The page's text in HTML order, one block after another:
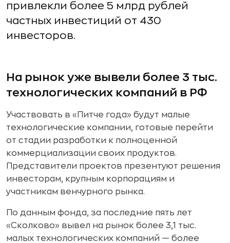
привлекли более 5 млрд рублей
частных инвестиций от 430
инвесторов.
На рынок уже вывели более 3 тыс.
технологических компаний в РФ
Участвовать в «Питче года» будут малые
технологические компании, готовые перейти
от стадии разработки к полноценной
коммерциализации своих продуктов.
Представители проектов презентуют решения
инвесторам, крупным корпорациям и
участникам венчурного рынка.
По данным фонда, за последние пять лет
«Сколково» вывел на рынок более 3,1 тыс.
малых технологических компаний — более